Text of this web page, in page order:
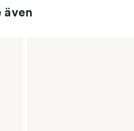
även